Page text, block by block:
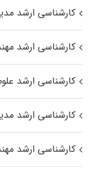
کارشناسی ارشد
کارشناسی ارشد
کارشناسی ارشد
کارشناسی ارشد
کارشناسی ارشد